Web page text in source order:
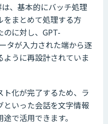
、基本的にバッチ処理
をまとめて処理する方
に対し、GPT-
タが入力された端から逐
うに再設計されていま
化が完了するため、ラ
いった会話を文字情報
で活用できます。